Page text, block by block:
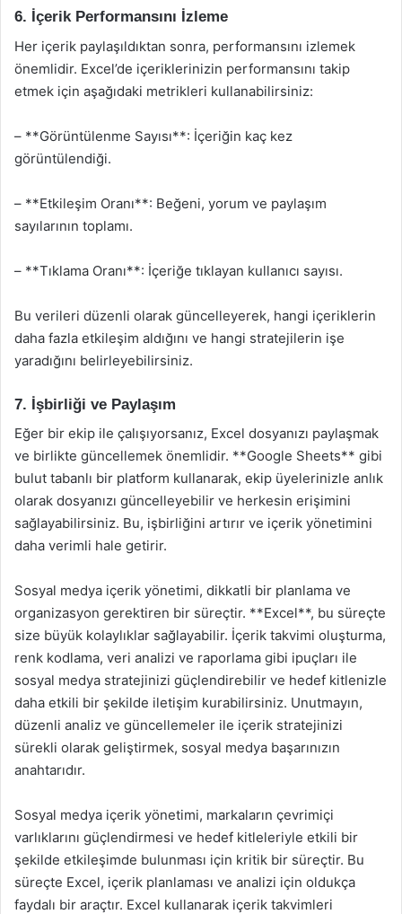
6. İçerik Performansını İzleme
Her içerik paylaşıldıktan sonra, performansını izlemek
önemlidir. Excel’de içeriklerinizin performansını takip
etmek için aşağıdaki metrikleri kullanabilirsiniz:
– **Görüntülenme Sayısı**: İçeriğin kaç kez
görüntülendiği.
– **Etkileşim Oranı**: Beğeni, yorum ve paylaşım
sayılarının toplamı.
– **Tıklama Oranı**: İçeriğe tıklayan kullanıcı sayısı.
Bu verileri düzenli olarak güncelleyerek, hangi içeriklerin
daha fazla etkileşim aldığını ve hangi stratejilerin işe
yaradığını belirleyebilirsiniz.
7. İşbirliği ve Paylaşım
Eğer bir ekip ile çalışıyorsanız, Excel dosyanızı paylaşmak
ve birlikte güncellemek önemlidir. **Google Sheets** gibi
bulut tabanlı bir platform kullanarak, ekip üyelerinizle anlık
olarak dosyanızı güncelleyebilir ve herkesin erişimini
sağlayabilirsiniz. Bu, işbirliğini artırır ve içerik yönetimini
daha verimli hale getirir.
Sosyal medya içerik yönetimi, dikkatli bir planlama ve
organizasyon gerektiren bir süreçtir. **Excel**, bu süreçte
size büyük kolaylıklar sağlayabilir. İçerik takvimi oluşturma,
renk kodlama, veri analizi ve raporlama gibi ipuçları ile
sosyal medya stratejinizi güçlendirebilir ve hedef kitlenizle
daha etkili bir şekilde iletişim kurabilirsiniz. Unutmayın,
düzenli analiz ve güncellemeler ile içerik stratejinizi
sürekli olarak geliştirmek, sosyal medya başarınızın
anahtarıdır.
Sosyal medya içerik yönetimi, markaların çevrimiçi
varlıklarını güçlendirmesi ve hedef kitleleriyle etkili bir
şekilde etkileşimde bulunması için kritik bir süreçtir. Bu
süreçte Excel, içerik planlaması ve analizi için oldukça
faydalı bir araçtır. Excel kullanarak içerik takvimleri